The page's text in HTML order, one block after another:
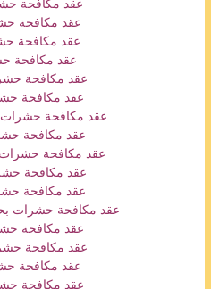
عقد مكافحة
عقد مكافحة
عقد مكافحة
عقد مكافحة
عقد مكافحة
عقد مكافحة حشرات
عقد مكافحة
عقد مكافحة حشرات
عقد مكافحة
عقد مكافحة
عقد مكافحة حشرات
عقد مكافحة
عقد مكافحة
عقد مكافحة
عقد مكافحة